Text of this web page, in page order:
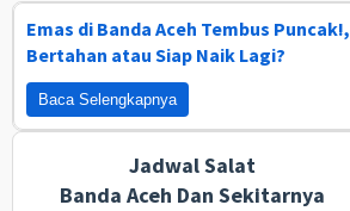
Emas di Banda Aceh Tembus Puncak!,
Bertahan atau Siap Naik Lagi?
Baca Selengkapnya
Jadwal Salat
Banda Aceh Dan Sekitarnya